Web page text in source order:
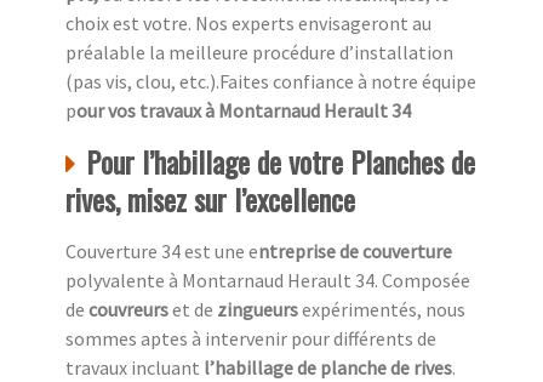
choix est votre. Nos experts envisageront au
préalable la meilleure procédure d’installation
(pas vis, clou, etc.).Faites confiance à notre équipe
pour vos travaux à Montarnaud Herault 34
Pour l’habillage de votre Planches de
rives, misez sur l’excellence
Couverture 34 est une entreprise de couverture
polyvalente à Montarnaud Herault 34. Composée
de couvreurset de zingueursexpérimentés, nous
sommes aptes à intervenir pour différents de
travaux incluant l’habillage de planche de rives.